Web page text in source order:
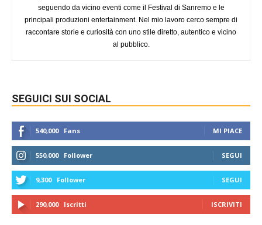
seguendo da vicino eventi come il Festival di Sanremo e le
principali produzioni entertainment. Nel mio lavoro cerco sempre di
raccontare storie e curiosità con uno stile diretto, autentico e vicino
al pubblico.
SEGUICI SUI SOCIAL
540,000 Fans MI PIACE
550,000 Follower SEGUI
9,300 Follower SEGUI
290,000 Iscritti ISCRIVITI